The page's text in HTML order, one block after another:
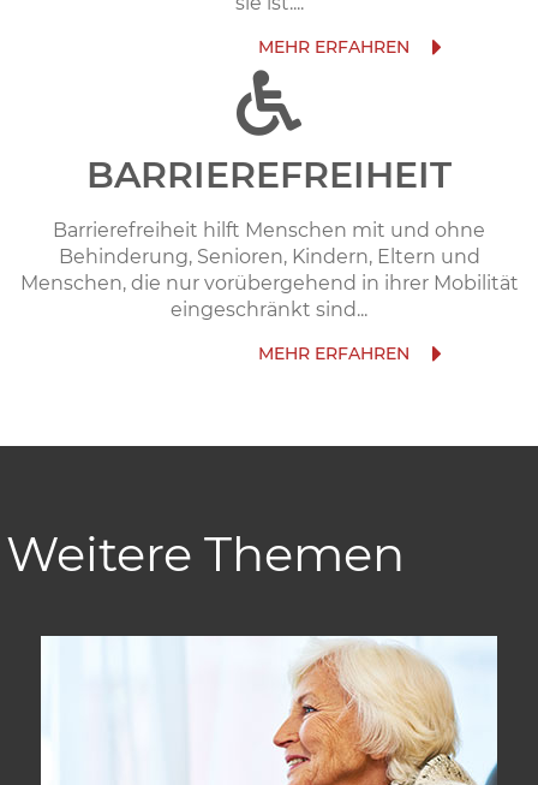
BARRIEREFREIHEIT
Barrierefreiheit hilft Menschen mit und ohne
Behinderung, Senioren, Kindern, Eltern und
Menschen, die nur vorübergehend in ihrer Mobilität
eingeschränkt sind...
Weitere Themen